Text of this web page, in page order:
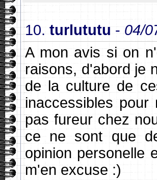
10. turlututu - 04/
A mon avis si on
raisons, d'abord je
de la culture de
inaccessibles
pas fureur chez
ce ne sont que
opinion personelle
m'en excuse :)